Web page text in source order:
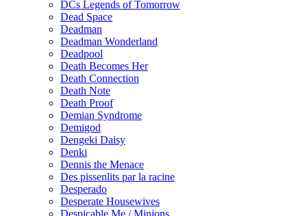
DCs Legends of Tomorrow
Dead Space
Deadman
Deadman Wonderland
Deadpool
Death Becomes Her
Death Connection
Death Note
Death Proof
Demian Syndrome
Demigod
Dengeki Daisy
Denki
Dennis the Menace
Des pissenlits par la racine
Desperado
Desperate Housewives
Despicable Me / Minions